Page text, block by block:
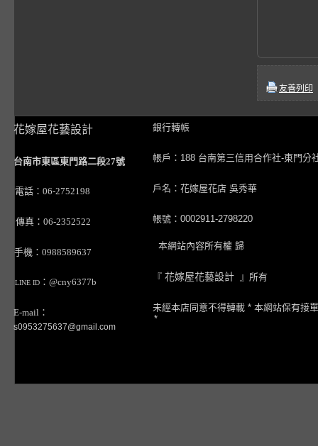
友善列印
花嫁屋花藝設計
台南市東區東門路二段27號
電話：06-2752198
傳真：06-2352522
手機：0988589637
LINE ID ：@cny6377b
E-mail：
s0953275637@gmail.com
銀行轉帳
帳戶：188 台南第三信用合作社-東門分
戶名：花嫁屋花店 吳秀華
帳號：0002911-2798220
本網站內容所有權 歸
『 花嫁屋花藝設計 』所有
未經本店同意不得轉載 * 本網站保有接
*